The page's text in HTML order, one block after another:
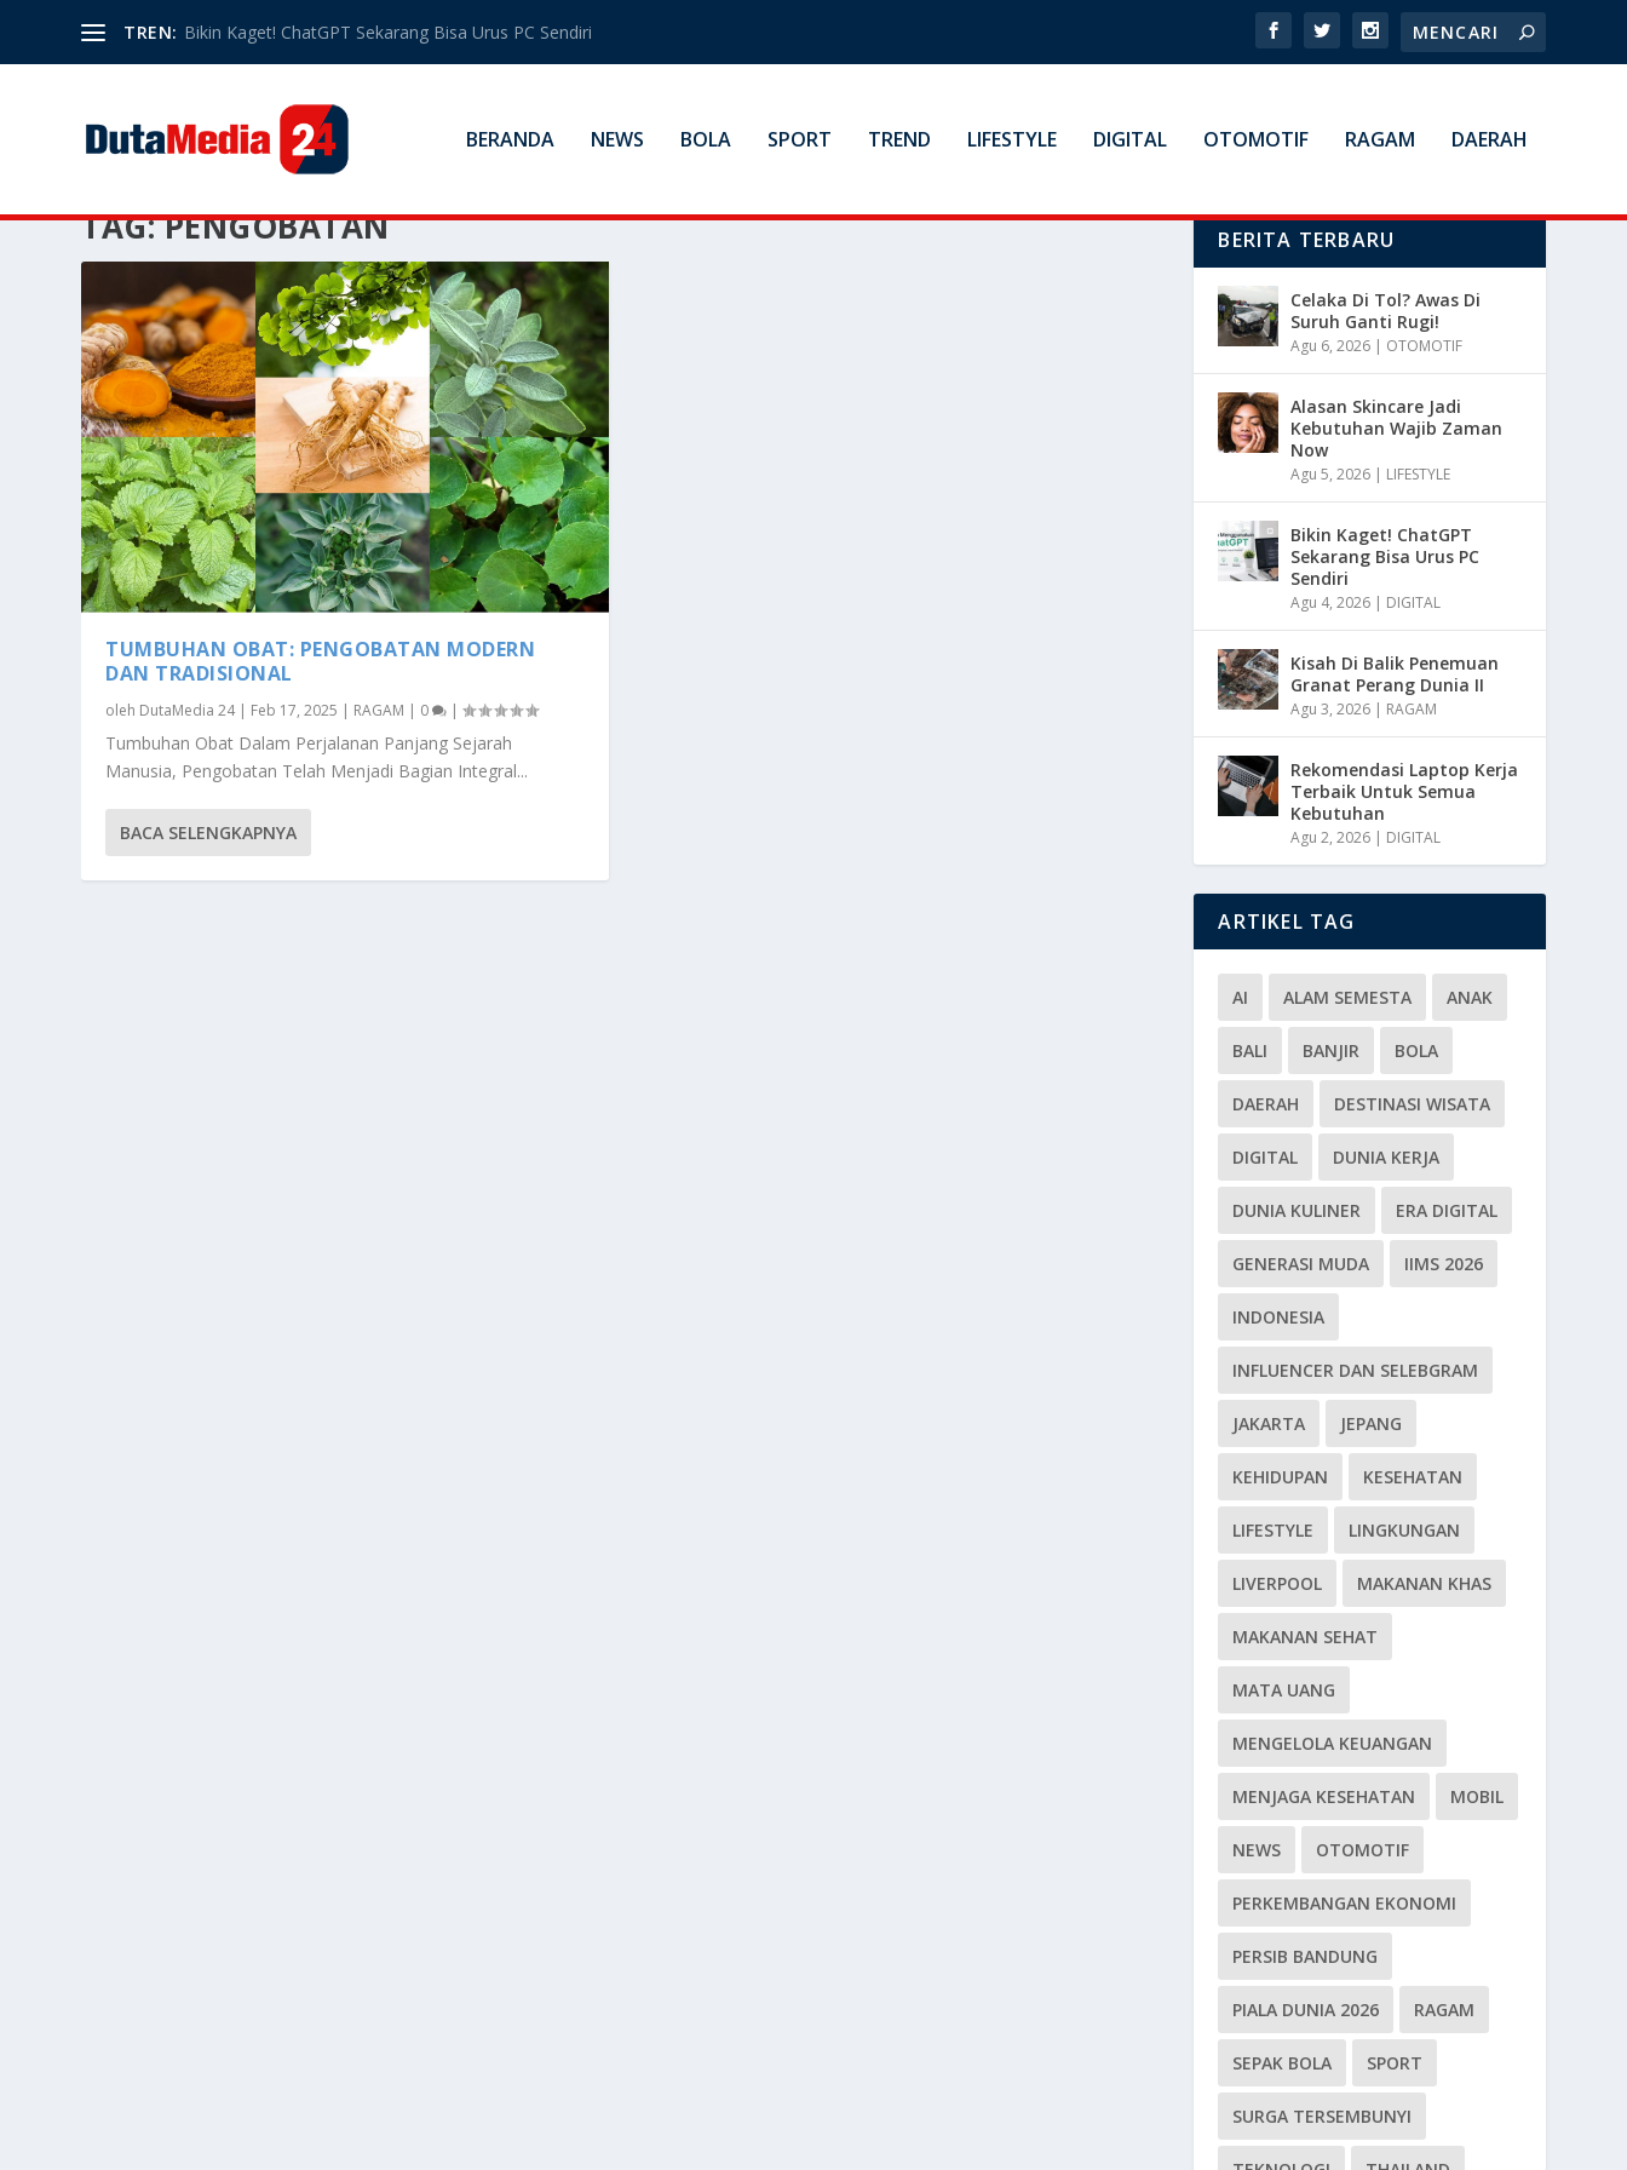
TREN: Bikin Kaget! ChatGPT Sekarang Bisa Urus PC Sendiri
BERANDA NEWS BOLA SPORT TREND LIFESTYLE DIGITAL OTOMOTIF RAGAM DAERAH
TAG:PENGOBATAN
TUMBUHAN OBAT: PENGOBATAN MODERN
DAN TRADISIONAL
oleh DutaMedia 24| Feb 17, 2025 | RAGAM | 0 |
Tumbuhan Obat Dalam Perjalanan Panjang Sejarah
Manusia, Pengobatan Telah Menjadi Bagian Integral...
BACA SELENGKAPNYA
BERITA TERBARU
Celaka Di Tol? Awas Di
Suruh Ganti Rugi!
Agu 6, 2026 | OTOMOTIF
Alasan Skincare Jadi
Kebutuhan Wajib Zaman
Now
Agu 5, 2026 | LIFESTYLE
Bikin Kaget! ChatGPT
Sekarang Bisa Urus PC
Sendiri
Agu 4, 2026 | DIGITAL
Kisah Di Balik Penemuan
Granat Perang Dunia II
Agu 3, 2026 | RAGAM
Rekomendasi Laptop Kerja
Terbaik Untuk Semua
Kebutuhan
Agu 2, 2026 | DIGITAL
ARTIKEL TAG
AI ALAM SEMESTA ANAK
BALI BANJIR BOLA
DAERAH DESTINASI WISATA
DIGITAL DUNIA KERJA
DUNIA KULINER ERA DIGITAL
GENERASI MUDA IIMS 2026
INDONESIA
INFLUENCER DAN SELEBGRAM
JAKARTA JEPANG
KEHIDUPAN KESEHATAN
LIFESTYLE LINGKUNGAN
LIVERPOOL MAKANAN KHAS
MAKANAN SEHAT
MATA UANG
MENGELOLA KEUANGAN
MENJAGA KESEHATAN MOBIL
NEWS OTOMOTIF
PERKEMBANGAN EKONOMI
PERSIB BANDUNG
PIALA DUNIA 2026 RAGAM
SEPAK BOLA SPORT
SURGA TERSEMBUNYI